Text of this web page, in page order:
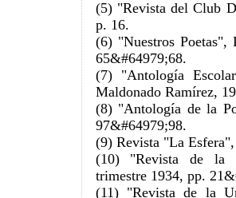
(5) "Revista del Club
p. 16.
(6) "Nuestros Poetas",
65&#64979;68.
(7) "Antología
Maldonado Ramírez,
(8) "Antología de la
97&#64979;98.
(9) Revista "La
(10) "Revista de la
trimestre 1934, pp.
(11) "Revista de la